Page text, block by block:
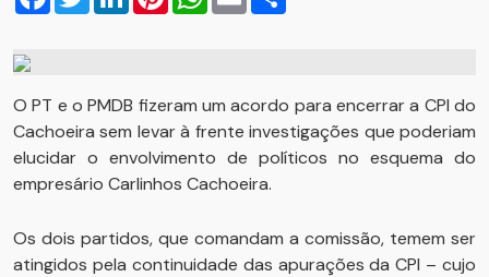
O PT e o PMDB fizeram um acordo para encerrar a CPI do
Cachoeira sem levar à frente investigações que poderiam
elucidar o envolvimento de políticos no esquema do
empresário Carlinhos Cachoeira.
Os dois partidos, que comandam a comissão, temem ser
atingidos pela continuidade das apurações da CPI – cujo